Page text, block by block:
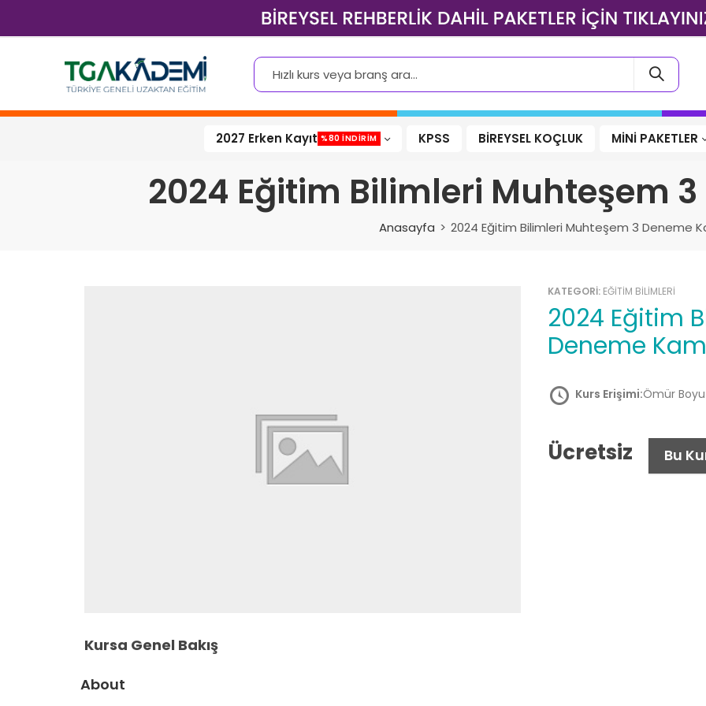
2027 Erken Kayıt %80 İNDIRIM KPSS BİREYSEL KOÇLUK MİNİ PAKETLER
2024 Eğitim Bilimleri Muhteşem 3
Anasayfa 2024 Eğitim Bilimleri Muhteşem 3 Deneme
KATEGORİ: EĞITIM BILIMLERI
2024 Eğitim Bilimleri Muhteşem 3
Deneme
Kurs Erişimi:Ömür Boyu
Ücretsiz Bu
Kursa Genel Bakış
About